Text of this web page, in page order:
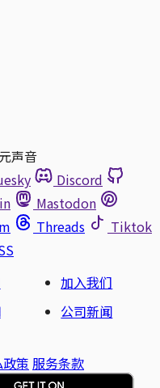
声音
Discord
Mastodon
Threads
Tiktok
加入我们
公司新闻
策 服务条款